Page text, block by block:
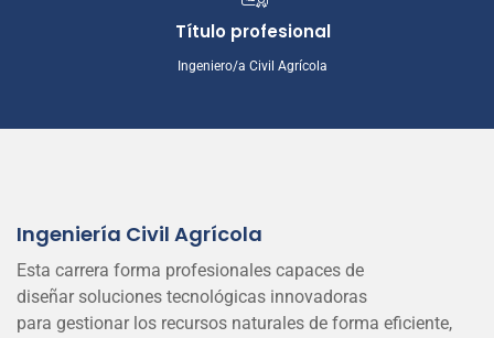
Título profesional
Ingeniero/a Civil Agrícola
Ingeniería Civil Agrícola
Esta carrera forma profesionales capaces de
diseñar soluciones tecnológicas innovadoras
para gestionar los recursos naturales de forma eficiente,